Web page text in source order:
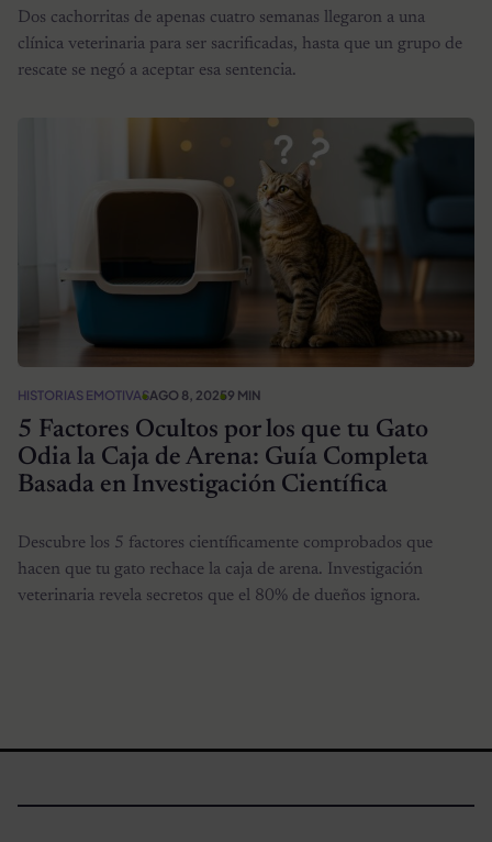
Dos cachorritas de apenas cuatro semanas llegaron a una
clínica veterinaria para ser sacrificadas, hasta que un grupo de
rescate se negó a aceptar esa sentencia.
HISTORIAS EMOTIVASAGO 8, 20259 MIN
5 Factores Ocultos por los que tu Gato
Odia la Caja de Arena: Guía Completa
Basada en Investigación Científica
Descubre los 5 factores científicamente comprobados que
hacen que tu gato rechace la caja de arena. Investigación
veterinaria revela secretos que el 80% de dueños ignora.